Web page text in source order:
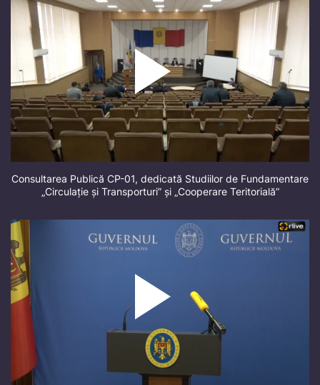
Consultarea Publică CP-01, dedicată Studiilor de Fundamentare
„Circulație și Transporturi” și „Cooperare Teritorială”